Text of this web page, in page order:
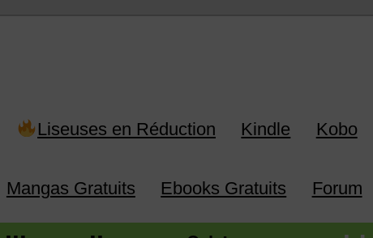
Liseuses en Réduction Kindle Kobo
Mangas Gratuits Ebooks Gratuits Forum